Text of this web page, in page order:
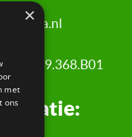
×
met
ons